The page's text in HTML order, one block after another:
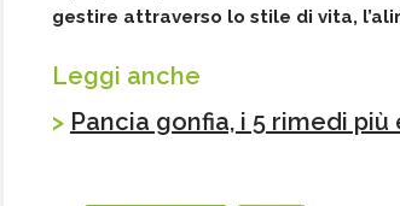
gestire attraverso lo stile di vita,
Leggi anche
> Pancia gonfia, i 5 rimedi più